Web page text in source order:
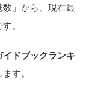
」から、現在最
。
ドブックランキ
す。